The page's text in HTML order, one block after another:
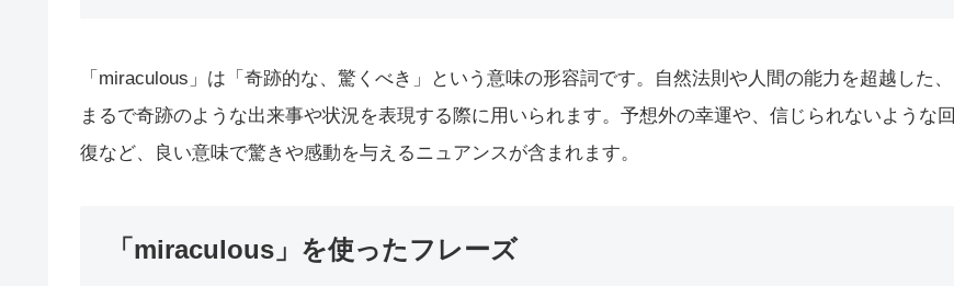
「miraculous」は「奇跡的な、驚くべき」という意味の形容詞です。自然法則や人間の能力を超越した、
まるで奇跡のような出来事や状況を表現する際に用いられます。予想外の幸運や、信じられないような回
復など、良い意味で驚きや感動を与えるニュアンスが含まれます。
「miraculous」を使ったフレーズ